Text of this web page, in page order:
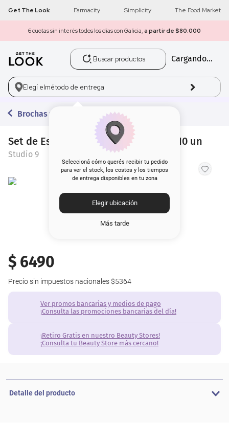
Get The Look Farmacity Simplicity The Food Market
6 cuotas sin interés todos los días con Galicia, a partir de $80.000
Buscar productos
Cargando...
Elegí elmétodo de entrega
Seleccioná cómo querés recibir tu pedido
para ver el stock, los costos y los tiempos
de entrega disponibles en tu zona
Elegir ubicación
Más tarde
Brochas y Pinceles
Set de Esfuminos Studio 9 Dobles x 10 un
Studio 9
$ 6490
Precio sin impuestos nacionales $5364
Ver promos bancarias y medios de pago
¡Consulta las promociones bancarias del día!
¡Retiro Gratis en nuestro Beauty Stores!
¡Consulta tu Beauty Store más cercano!
Detalle del producto
1 get the look
2 máscara pestañas
3.
5. corrector
6.
9. nyx
10. cher